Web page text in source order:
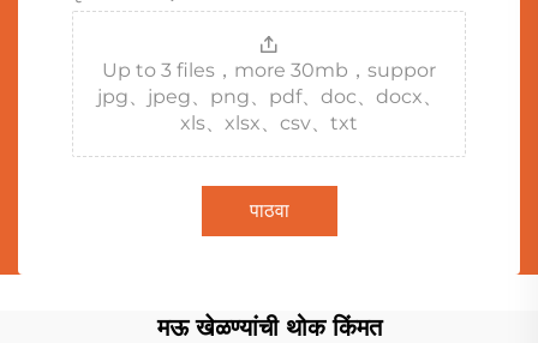
Up to 3 files，more 30mb，suppor
jpg、jpeg、png、pdf、doc、docx、
xls、xlsx、csv、txt
पाठवा
मऊ खेळण्यांची थोक किंमत